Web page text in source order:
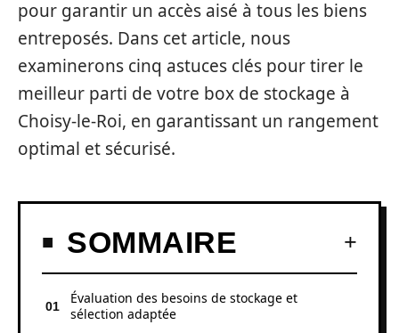
pour garantir un accès aisé à tous les biens
entreposés. Dans cet article, nous
examinerons cinq astuces clés pour tirer le
meilleur parti de votre box de stockage à
Choisy-le-Roi, en garantissant un rangement
optimal et sécurisé.
SOMMAIRE
Évaluation des besoins de stockage et
sélection adaptée